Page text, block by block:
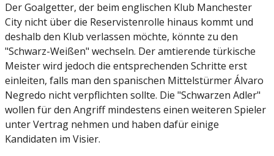
Der Goalgetter, der beim englischen Klub Manchester
City nicht über die Reservistenrolle hinaus kommt und
deshalb den Klub verlassen möchte, könnte zu den
"Schwarz-Weißen" wechseln. Der amtierende türkische
Meister wird jedoch die entsprechenden Schritte erst
einleiten, falls man den spanischen Mittelstürmer Álvaro
Negredo nicht verpflichten sollte. Die "Schwarzen Adler"
wollen für den Angriff mindestens einen weiteren Spieler
unter Vertrag nehmen und haben dafür einige
Kandidaten im Visier.